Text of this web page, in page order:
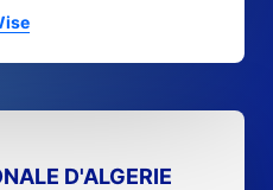
D'ALGERIE